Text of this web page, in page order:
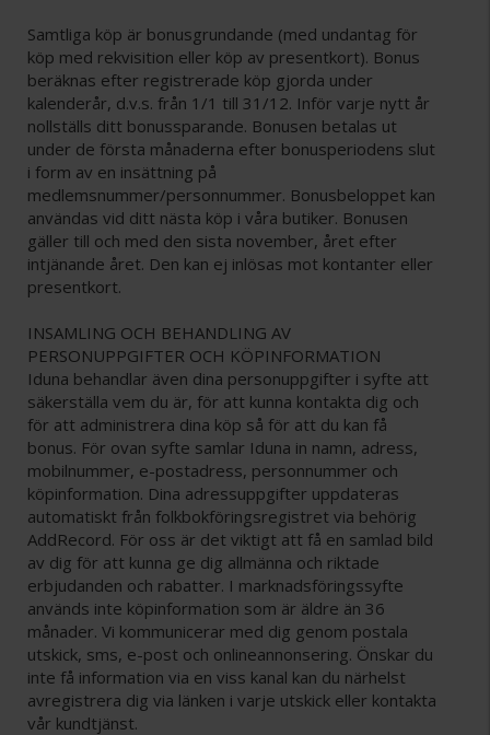
Samtliga köp är bonusgrundande (med undantag för
köp med rekvisition eller köp av presentkort). Bonus
beräknas efter registrerade köp gjorda under
kalenderår, d.v.s. från 1/1 till 31/12. Inför varje nytt år
nollställs ditt bonussparande. Bonusen betalas ut
under de första månaderna efter bonusperiodens slut
i form av en insättning på
medlemsnummer/personnummer. Bonusbeloppet kan
användas vid ditt nästa köp i våra butiker. Bonusen
gäller till och med den sista november, året efter
intjänande året. Den kan ej inlösas mot kontanter eller
presentkort.
INSAMLING OCH BEHANDLING AV
PERSONUPPGIFTER OCH KÖPINFORMATION
Iduna behandlar även dina personuppgifter i syfte att
säkerställa vem du är, för att kunna kontakta dig och
för att administrera dina köp så för att du kan få
bonus. För ovan syfte samlar Iduna in namn, adress,
mobilnummer, e-postadress, personnummer och
köpinformation. Dina adressuppgifter uppdateras
automatiskt från folkbokföringsregistret via behörig
AddRecord. För oss är det viktigt att få en samlad bild
av dig för att kunna ge dig allmänna och riktade
erbjudanden och rabatter. I marknadsföringssyfte
används inte köpinformation som är äldre än 36
månader. Vi kommunicerar med dig genom postala
utskick, sms, e-post och onlineannonsering. Önskar du
inte få information via en viss kanal kan du närhelst
avregistrera dig via länken i varje utskick eller kontakta
vår kundtjänst.